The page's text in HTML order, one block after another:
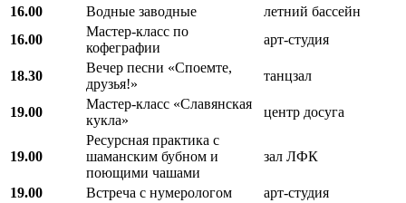
16.00
Водные заводные
летний бассейн
16.00
Мастер-класс по
кофеграфии
арт-студия
18.30
Вечер песни «Споемте,
друзья!»
танцзал
19.00
Мастер-класс «Славянская
кукла»
центр досуга
19.00
Ресурсная практика с
шаманским бубном и
поющими чашами
зал ЛФК
19.00 Встреча с нумерологом
арт-студия